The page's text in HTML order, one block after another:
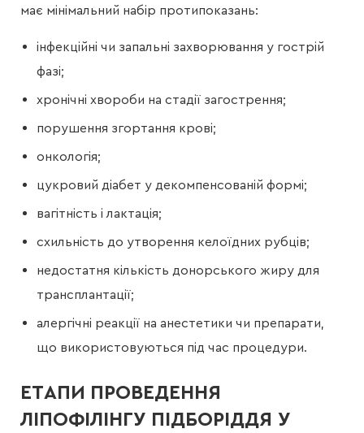
має мінімальний набір протипоказань:
інфекційні чи запальні захворювання у гострій
фазі;
хронічні хвороби на стадії загострення;
порушення згортання крові;
онкологія;
цукровий діабет у декомпенсованій формі;
вагітність і лактація;
схильність до утворення келоїдних рубців;
недостатня кількість донорського жиру для
трансплантації;
алергічні реакції на анестетики чи препарати,
що використовуються під час процедури.
ЕТАПИ ПРОВЕДЕННЯ
ЛІПОФІЛІНГУ ПІДБОРІДДЯ У